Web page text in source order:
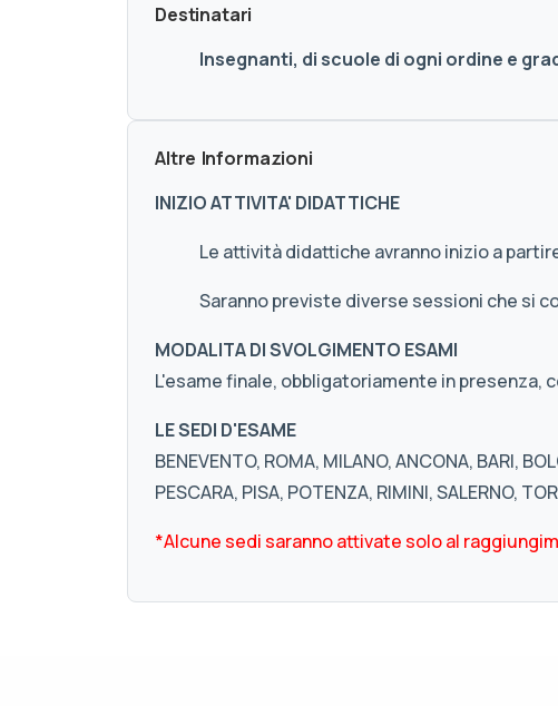
Destinatari
Insegnanti, di scuole di ogni ordine e
Altre Informazioni
INIZIO ATTIVITA' DIDATTICHE
Le attività didattiche avranno inizio a
Saranno previste diverse sessioni che si
MODALITA DI SVOLGIMENTO ESAMI
L'esame finale, obbligatoriamente in presenza,
LE SEDI D'ESAME
BENEVENTO, ROMA, MILANO, ANCONA, BARI,
PESCARA, PISA, POTENZA, RIMINI, SALERNO,
*Alcune sedi saranno attivate solo al